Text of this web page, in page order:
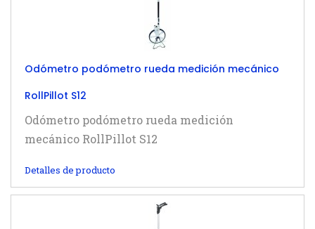
Odómetro podómetro rueda medición mecánico
RollPillot S12
Odómetro podómetro rueda medición
mecánico RollPillot S12
Detalles de producto